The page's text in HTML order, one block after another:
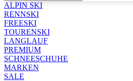
ALPIN SKI
RENNSKI
FREESKI
TOURENSKI
LANGLAUF
PREMIUM
SCHNEESCHUHE
MARKEN
SALE